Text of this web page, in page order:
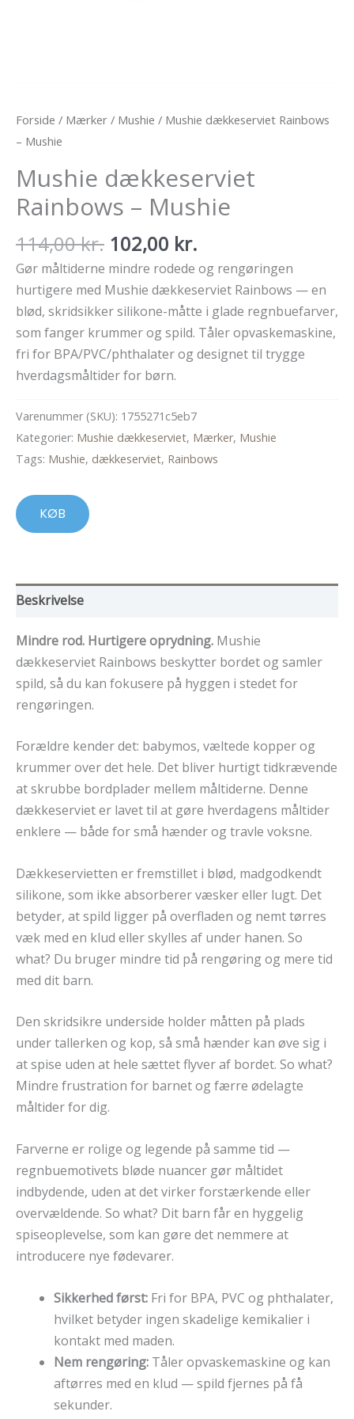
Forside / Mærker / Mushie / Mushie dækkeserviet Rainbows
– Mushie
Mushie dækkeserviet
Rainbows – Mushie
114,00kr. Den
oprindelige
pris
var:
114,00 kr..
102,00 kr.
aktuelle
pris
er:
102,00 kr..
Gør måltiderne mindre rodede og rengøringen
hurtigere med Mushie dækkeserviet Rainbows — en
blød, skridsikker silikone-måtte i glade regnbuefarver,
som fanger krummer og spild. Tåler opvaskemaskine,
fri for BPA/PVC/phthalater og designet til trygge
hverdagsmåltider for børn.
Varenummer (SKU): 1755271c5eb7
Kategorier: Mushie dækkeserviet, Mærker, Mushie
Tags: Mushie, dækkeserviet, Rainbows
KØB
Beskrivelse
Mindre rod. Hurtigere oprydning. Mushie
dækkeserviet Rainbows beskytter bordet og samler
spild, så du kan fokusere på hyggen i stedet for
rengøringen.
Forældre kender det: babymos, væltede kopper og
krummer over det hele. Det bliver hurtigt tidkrævende
at skrubbe bordplader mellem måltiderne. Denne
dækkeserviet er lavet til at gøre hverdagens måltider
enklere — både for små hænder og travle voksne.
Dækkeservietten er fremstillet i blød, madgodkendt
silikone, som ikke absorberer væsker eller lugt. Det
betyder, at spild ligger på overfladen og nemt tørres
væk med en klud eller skylles af under hanen. So
what? Du bruger mindre tid på rengøring og mere tid
med dit barn.
Den skridsikre underside holder måtten på plads
under tallerken og kop, så små hænder kan øve sig i
at spise uden at hele sættet flyver af bordet. So what?
Mindre frustration for barnet og færre ødelagte
måltider for dig.
Farverne er rolige og legende på samme tid —
regnbuemotivets bløde nuancer gør måltidet
indbydende, uden at det virker forstærkende eller
overvældende. So what? Dit barn får en hyggelig
spiseoplevelse, som kan gøre det nemmere at
introducere nye fødevarer.
Sikkerhed først: Fri for BPA, PVC og phthalater,
hvilket betyder ingen skadelige kemikalier i
kontakt med maden.
Nem rengøring: Tåler opvaskemaskine og kan
aftørres med en klud — spild fjernes på få
sekunder.